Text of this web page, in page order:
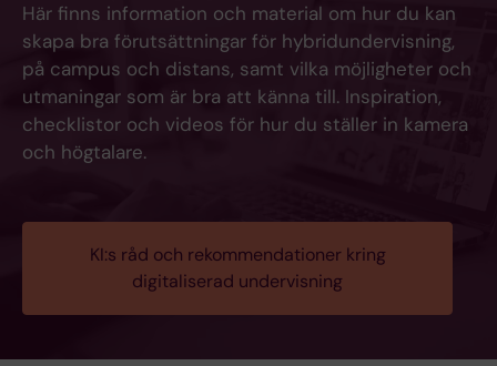
Här finns information och material om hur du kan
skapa bra förutsättningar för hybridundervisning,
på campus och distans, samt vilka möjligheter och
utmaningar som är bra att känna till. Inspiration,
checklistor och videos för hur du ställer in kamera
och högtalare.
KI:s råd och rekommendationer kring
digitaliserad undervisning